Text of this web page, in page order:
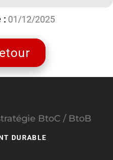
: 01/12/2025
BtoC / BtoB
DURABLE